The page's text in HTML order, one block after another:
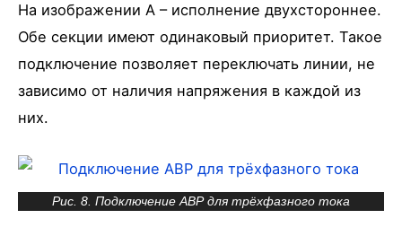
На изображении А – исполнение двухстороннее.
Обе секции имеют одинаковый приоритет. Такое
подключение позволяет переключать линии, не
зависимо от наличия напряжения в каждой из
них.
Рис. 8. Подключение АВР для трёхфазного тока